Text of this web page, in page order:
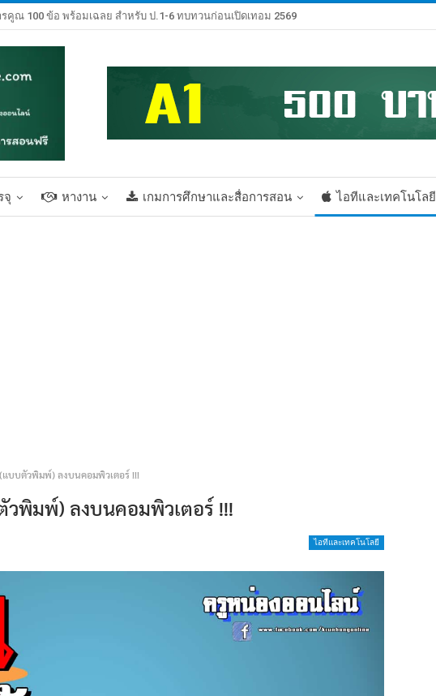
คูณ 100 ข้อ พร้อมเฉลย สำหรับ ป.1-6 ทบทวนก่อนเปิดเทอม 2569
จุ หางาน เกมการศึกษาและสื่อการสอน ไอทีและเทคโนโลยี
บบตัวพิมพ์) ลงบนคอมพิวเตอร์ !!!
พิมพ์) ลงบนคอมพิวเตอร์ !!!
ไอทีและเทคโนโลยี